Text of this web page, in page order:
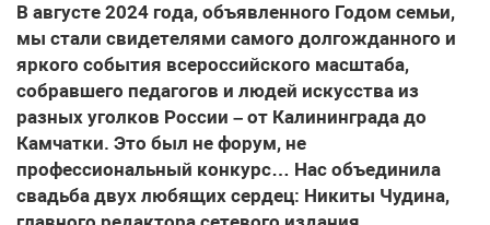
В августе 2024 года, объявленного Годом семьи,
мы стали свидетелями самого долгожданного и
яркого события всероссийского масштаба,
собравшего педагогов и людей искусства из
разных уголков России – от Калининграда до
Камчатки. Это был не форум, не
профессиональный конкурс… Нас объединила
свадьба двух любящих сердец: Никиты Чудина,